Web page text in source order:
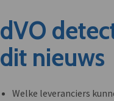
dVO
dit nieuws
Welke leveranciers